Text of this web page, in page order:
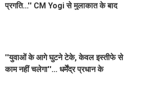
प्रगति...'' CM Yogi से मुलाकात के बाद
''युवाओं के आगे घुटने टेके, केवल इस्तीफे से
काम नहीं चलेगा''... धर्मेंद्र प्रधान के